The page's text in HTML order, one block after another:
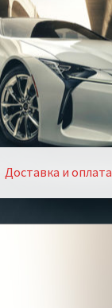
Доставка и оплата